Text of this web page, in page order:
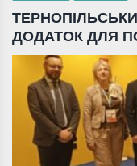
ДОДАТОК ДЛЯ